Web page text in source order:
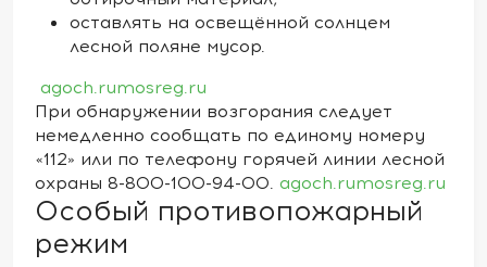
оставлять на освещённой солнцем
лесной поляне мусор.
agoch.rumosreg.ru
При обнаружении возгорания следует
немедленно сообщать по единому номеру
«112» или по телефону горячей линии лесной
охраны 8-800-100-94-00. agoch.rumosreg.ru
Особый противопожарный
режим